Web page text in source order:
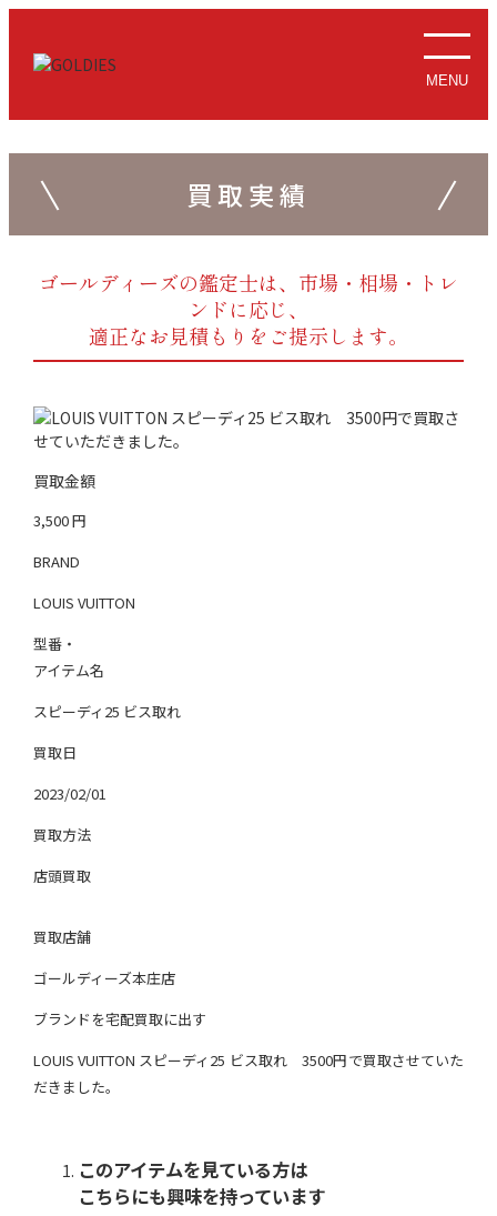
MENU
買取実績
ゴールディーズの鑑定士は、市場・相場・トレ
ンドに応じ、
適正なお見積もりをご提示します。
買取金額
3,500円
BRAND
LOUIS VUITTON
型番・
アイテム名
スピーディ25 ビス取れ
買取日
2023/02/01
買取方法
店頭買取
買取店舗
ゴールディーズ本庄店
ブランドを宅配買取に出す
LOUIS VUITTON スピーディ25 ビス取れ 3500円で買取させていた
だきました。
このアイテムを見ている方は
こちらにも興味を持っています